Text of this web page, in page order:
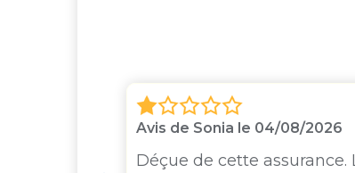
Avis de Sonia le 04/08/2026
Déçue de cette assurance.